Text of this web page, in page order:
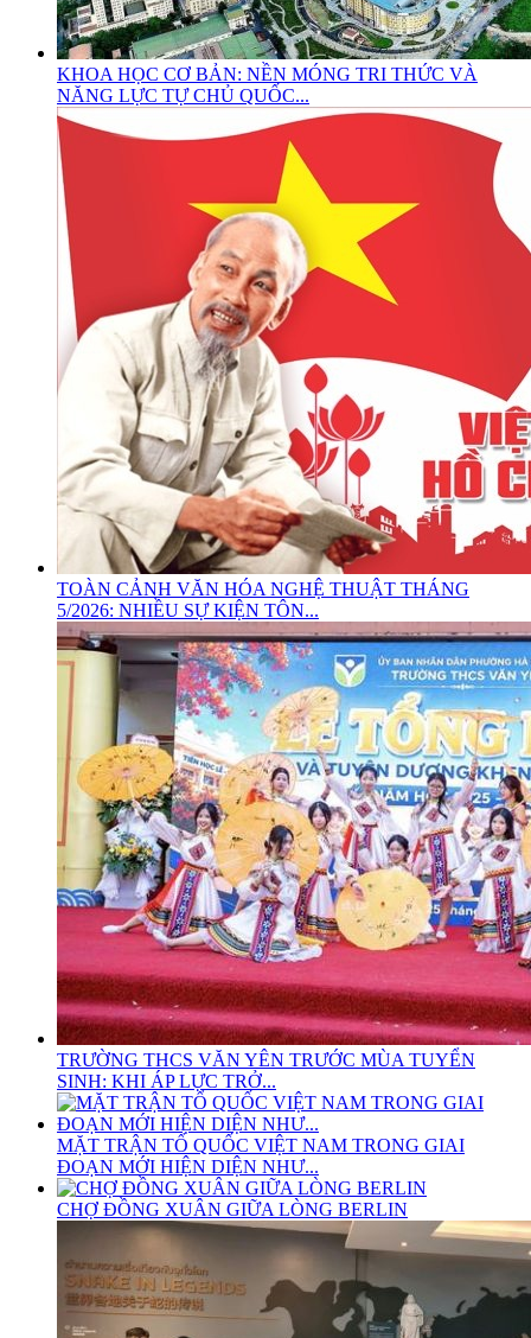
KHOA HỌC CƠ BẢN: NỀN MÓNG TRI THỨC VÀ
NĂNG LỰC TỰ CHỦ QUỐC...
TOÀN CẢNH VĂN HÓA NGHỆ THUẬT THÁNG
5/2026: NHIỀU SỰ KIỆN TÔN...
TRƯỜNG THCS VĂN YÊN TRƯỚC MÙA TUYỂN
SINH: KHI ÁP LỰC TRỞ...
MẶT TRẬN TỔ QUỐC VIỆT NAM TRONG GIAI
ĐOẠN MỚI HIỆN DIỆN NHƯ...
CHỢ ĐỒNG XUÂN GIỮA LÒNG BERLIN